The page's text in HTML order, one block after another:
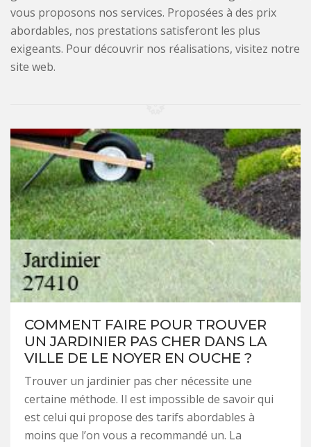
vous proposons nos services. Proposées à des prix
abordables, nos prestations satisferont les plus
exigeants. Pour découvrir nos réalisations, visitez notre
site web.
COMMENT FAIRE POUR TROUVER
UN JARDINIER PAS CHER DANS LA
VILLE DE LE NOYER EN OUCHE ?
Trouver un jardinier pas cher nécessite une
certaine méthode. Il est impossible de savoir qui
est celui qui propose des tarifs abordables à
moins que l’on vous a recommandé un. La